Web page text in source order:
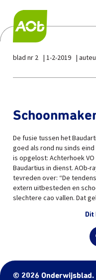
blad nr 2 1-2-2019
De fusie tussen het
goed als rond nu sinds
is opgelost: Achterhoek
Baudartius in dienst. AOb-
tevreden over: “De
extern uitbesteden en
slechtere cao vallen. Dat
Dit
© 2026 Onderwijsblad.